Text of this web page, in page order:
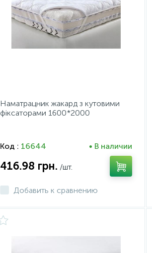
Наматрацник жакард з кутовими
фіксаторами 1600*2000
Код : 16644 • В наличии
416.98 грн. /шт.
Добавить к сравнению